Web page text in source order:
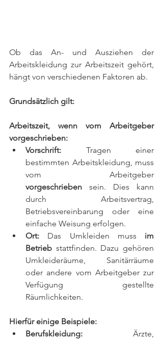
Ob das An- und Ausziehen der
Arbeitskleidung zur Arbeitszeit gehört,
hängt von verschiedenen Faktoren ab.
Grundsätzlich gilt:
Arbeitszeit, wenn vom Arbeitgeber
vorgeschrieben:
Vorschrift: Tragen einer
bestimmten Arbeitskleidung, muss
vorgeschrieben sein. Dies kann
durch Arbeitsvertrag,
Betriebsvereinbarung oder eine
einfache Weisung erfolgen.
Ort: Das Umkleiden muss im
Betrieb stattfinden. Dazu gehören
Umkleideräume, Sanitärräume
oder andere vom Arbeitgeber zur
Verfügung gestellte
Räumlichkeiten.
Hierfür einige Beispiele:
Berufskleidung: Ärzte,